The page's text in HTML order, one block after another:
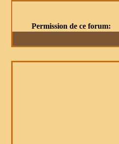
Permission de ce forum: